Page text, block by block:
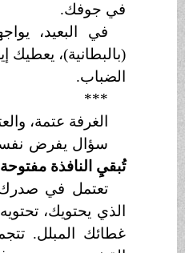
في جوفك.
في البعيد،
(بالبطانية)، يعطيك
الضباب.
***
الغرفة عتمة،
سؤال يفرض نفسه
تُبقيِ النافذة مفتوحة
تعتمل في صدرك
الذي يحتويك،
غطائك المبلل.